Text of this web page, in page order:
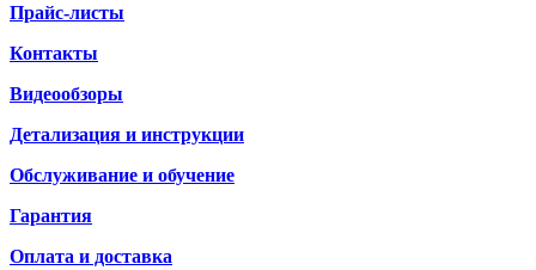
Прайс-листы
Контакты
Видеообзоры
Детализация и инструкции
Обслуживание и обучение
Гарантия
Оплата и доставка